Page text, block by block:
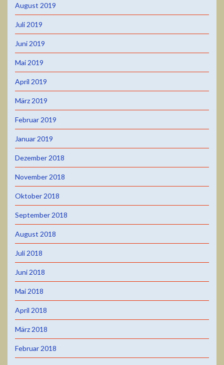
August 2019
Juli 2019
Juni 2019
Mai 2019
April 2019
März 2019
Februar 2019
Januar 2019
Dezember 2018
November 2018
Oktober 2018
September 2018
August 2018
Juli 2018
Juni 2018
Mai 2018
April 2018
März 2018
Februar 2018